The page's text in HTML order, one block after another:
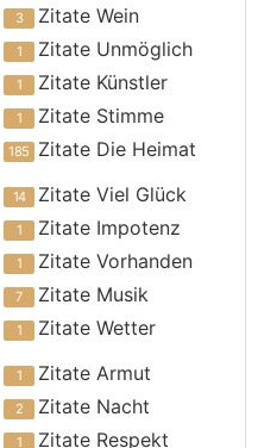
Zitate Wein
Zitate Unmöglich
Zitate Künstler
Zitate Stimme
Zitate Die Heimat
Zitate Viel Glück
Zitate Impotenz
Zitate Vorhanden
Zitate Musik
Zitate Wetter
Zitate Armut
Zitate Nacht
Zitate Respekt